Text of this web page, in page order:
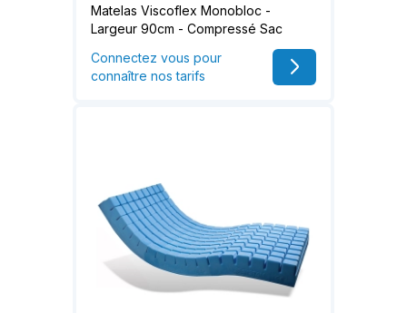
Matelas Viscoflex Monobloc -
Largeur 90cm - Compressé Sac
Connectez vous pour
connaître nos tarifs